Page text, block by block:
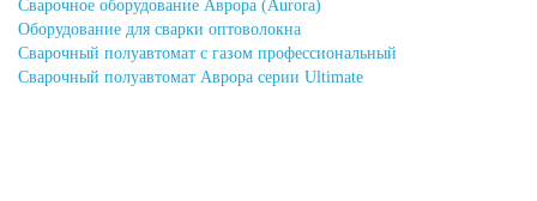
Сварочное оборудование Аврора (Aurora)
Оборудование для сварки оптоволокна
Сварочный полуавтомат с газом профессиональный
Сварочный полуавтомат Аврора серии Ultimate